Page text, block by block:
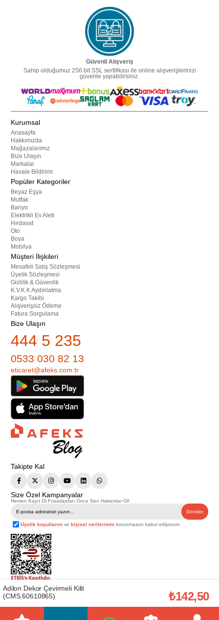
Güvenli Alışveriş
Sahip olduğumuz 256 bit SSL sertifikası ile online alışverişlerinizi
güvenle yapabilirsiniz.
Kurumsal
Anasayfa
Hakkımızda
Mağazalarımız
Bize Ulaşın
Markalar
Havale Bildirimi
Popüler Kategoriler
Beyaz Eşya
Mutfak
Banyo
Elektrikli Ev Aleti
Hırdavat
Oto
Boya
Mobilya
Müşteri İlişkileri
Mesafeli Satış Sözleşmesi
Üyelik Sözleşmesi
Gizlilik & Güvenlik
K.V.K.K Aydınlatma
Kargo Takibi
Alışverişsiz Ödeme
Fatura Sorgulama
Bize Ulaşın
444 5 235
0533 030 82 13
eticaret@afeks.com.tr
Takipte Kal
Size Özel Kampanyalar
Hemen Kayıt Ol Fırsatlardan Önce Sen Haberdar Ol!
Gönder
Üyelik koşullarını vekişisel verilerimin korunmasını kabul ediyorum.
Telif Hakkı © 2026Afeks Yapı Market
. Tüm hakları saklıdır.
Bu web sitesindeki tüm ürünler ticari amaçlıdır. Web sitemizde yer alan
görsel ve yazılı içerikler firmamıza ait olup, firmamızın yazılı izni alınmadan
başka yerlerde kullanılamaz. İçeriklerin izin alınmadan kopyalanması ve
Adilon Dekor Çevirmeli Kilit
(CMS.60610865)
₺142,50